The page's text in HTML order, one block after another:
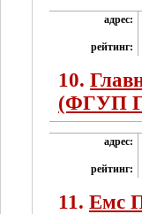
адрес:
рейтинг:
10.
(ФГУП
адрес:
рейтинг:
11. Емс